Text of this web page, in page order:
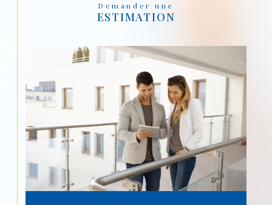
Demander une
ESTIMATION